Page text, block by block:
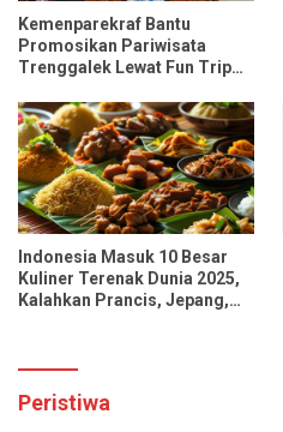
Kemenparekraf Bantu
Promosikan Pariwisata
Trenggalek Lewat Fun Trip
Media Nasional
Indonesia Masuk 10 Besar
Kuliner Terenak Dunia 2025,
Kalahkan Prancis, Jepang,
Peristiwa